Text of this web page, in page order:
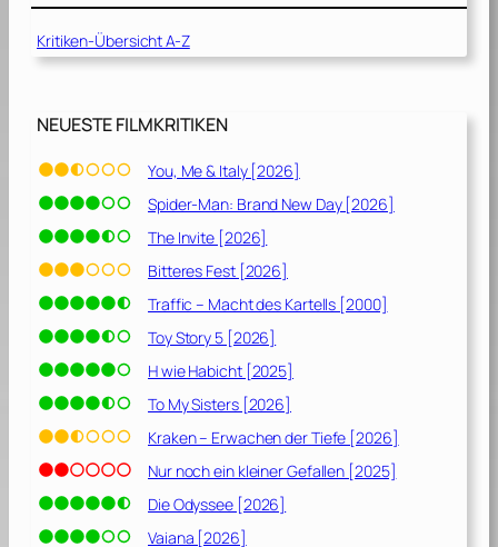
Kritiken-Übersicht A-Z
NEUESTE FILMKRITIKEN
You, Me & Italy [2026]
Spider-Man: Brand New Day [2026]
The Invite [2026]
Bitteres Fest [2026]
Traffic – Macht des Kartells [2000]
Toy Story 5 [2026]
H wie Habicht [2025]
To My Sisters [2026]
Kraken – Erwachen der Tiefe [2026]
Nur noch ein kleiner Gefallen [2025]
Die Odyssee [2026]
Vaiana [2026]